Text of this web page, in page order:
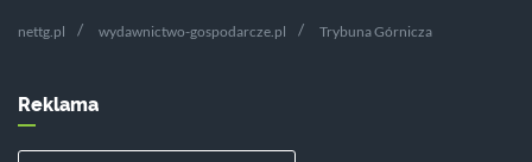
nettg.pl wydawnictwo-gospodarcze.pl Trybuna Górnicza
Reklama